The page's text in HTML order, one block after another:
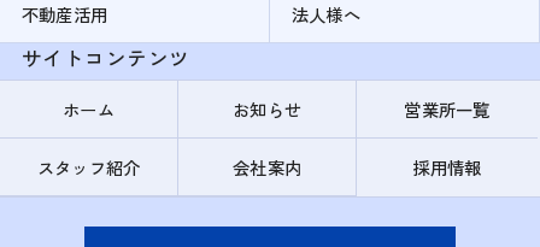
不動産活用
法人様へ
サイトコンテンツ
ホーム お知らせ 営業所一覧
スタッフ紹介 会社案内 採用情報